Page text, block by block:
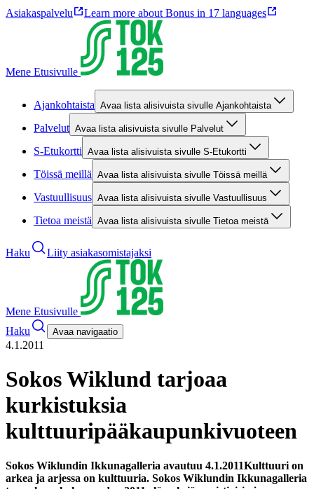
Asiakaspalvelu Learn more about Bonus in 17 languages
Mene Etusivulle
Ajankohtaista Avaa lista alisivuista sivulle Ajankohtaista
Palvelut Avaa lista alisivuista sivulle Palvelut
S-Etukortti Avaa lista alisivuista sivulle S-Etukortti
Töissä meillä Avaa lista alisivuista sivulle Töissä meillä
Vastuullisuus Avaa lista alisivuista sivulle Vastuullisuus
Tietoa meistä Avaa lista alisivuista sivulle Tietoa meistä
Haku Liity asiakasomistajaksi
Mene Etusivulle
Haku
Avaa navigaatio
4.1.2011
Sokos Wiklund tarjoaa
kurkistuksia
kulttuuripääkaupunkivuoteen
Sokos Wiklundin Ikkunagalleria avautuu 4.1.2011Kulttuuri on
arkea ja arjessa on kulttuuria. Sokos Wiklundin Ikkunagalleria